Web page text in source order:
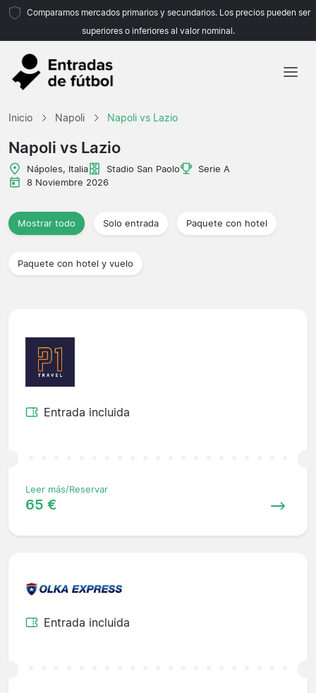
Comparamos mercados primarios y secundarios. Los precios pueden ser
superiores o inferiores al valor nominal.
Inicio Napoli Napoli vs Lazio
Napoli vs Lazio
Nápoles, Italia Stadio San Paolo
Serie A
8 Noviembre 2026
Mostrar todo Solo entrada Paquete con hotel
Paquete con hotel y vuelo
Entrada incluida
Leer más/Reservar
65 €
Entrada incluida